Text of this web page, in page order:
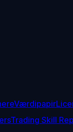
Værdipapir
Trading Skill